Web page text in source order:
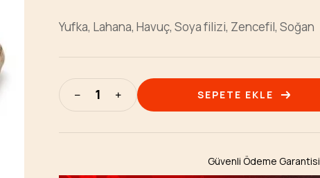
Yufka, Lahana, Havuç, Soya filizi, Zencefil, Soğan
SEPETE EKLE
Güvenli Ödeme Garantisi